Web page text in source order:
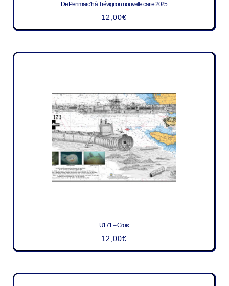
De Penmarc’h à Trévignon nouvelle carte 2025
12,00€
U171 – Groix
12,00€